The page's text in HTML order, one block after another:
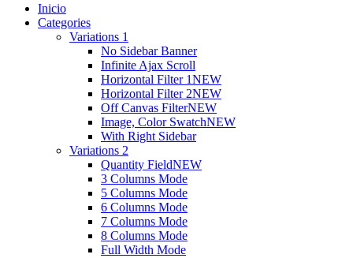
Inicio
Categories
Variations 1
No Sidebar Banner
Infinite Ajax Scroll
Horizontal Filter 1NEW
Horizontal Filter 2NEW
Off Canvas FilterNEW
Image, Color SwatchNEW
With Right Sidebar
Variations 2
Quantity FieldNEW
3 Columns Mode
5 Columns Mode
6 Columns Mode
7 Columns Mode
8 Columns Mode
Full Width Mode